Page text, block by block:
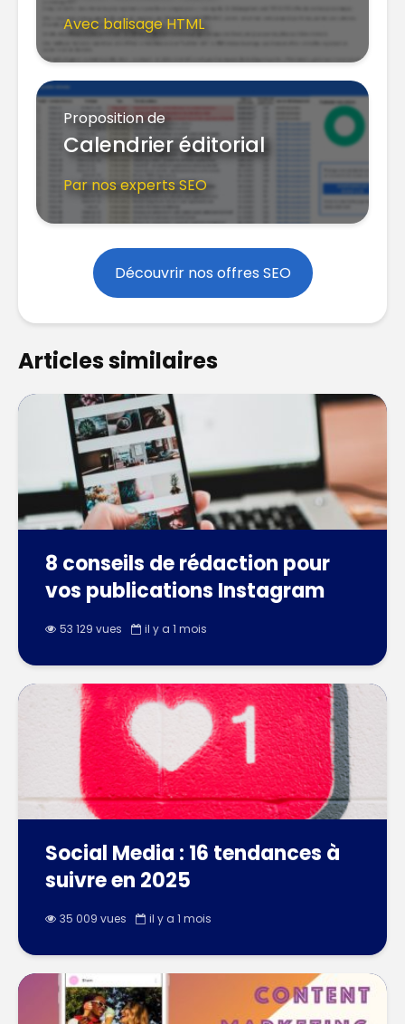
Avec balisage HTML
Proposition de
Calendrier éditorial
Par nos experts SEO
Découvrir nos offres SEO
Articles similaires
8 conseils de rédaction pour
vos publications Instagram
53 129 vues il y a 1 mois
Social Media : 16 tendances à
suivre en 2025
35 009 vues il y a 1 mois